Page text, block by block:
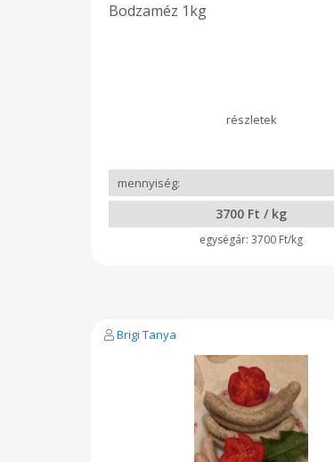
Bodzaméz 1kg
3700 Ft / kg
3700 Ft/kg
Brigi Tanya